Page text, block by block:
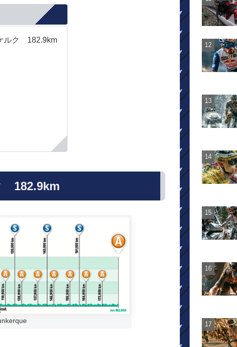
ルク 182.9km
182.9km